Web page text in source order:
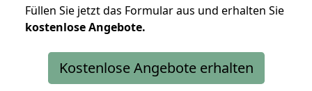
Füllen Sie jetzt das Formular aus und erhalten Sie
kostenloseAngebote.
Kostenlose Angebote erhalten